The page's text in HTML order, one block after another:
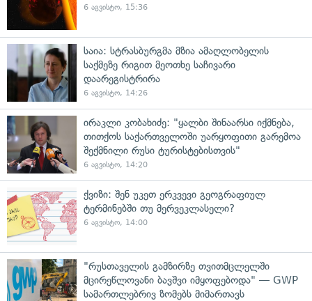
6 აგვისტო, 15:36
საია: სტრასბურგმა მზია ამაღლობელის
საქმეზე რიგით მეოთხე საჩივარი
დაარეგისტრირა
6 აგვისტო, 14:26
ირაკლი კობახიძე: "ყალბი შინაარსი იქმნება,
თითქოს საქართველოში უარყოფითი გარემოა
შექმნილი რუსი ტურისტებისთვის"
6 აგვისტო, 14:20
ქვიზი: შენ უკეთ ერკვევი გეოგრაფიულ
ტერმინებში თუ მერვეკლასელი?
6 აგვისტო, 14:00
"რუსთაველის გამზირზე თვითმცლელში
მცირეწლოვანი ბავშვი იმყოფებოდა" — GWP
სამართლებრივ ზომებს მიმართავს